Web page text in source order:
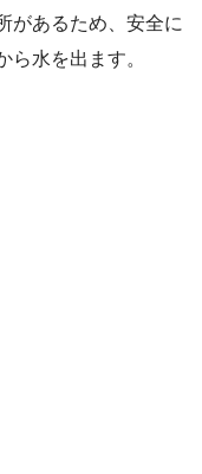
があるため、安全に
水を出ます。